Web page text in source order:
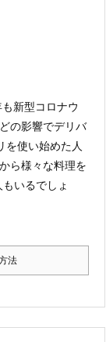
新型コロナウ
の影響でデリバ
を使い始めた人
ら様々な料理を
いるでしょ
法